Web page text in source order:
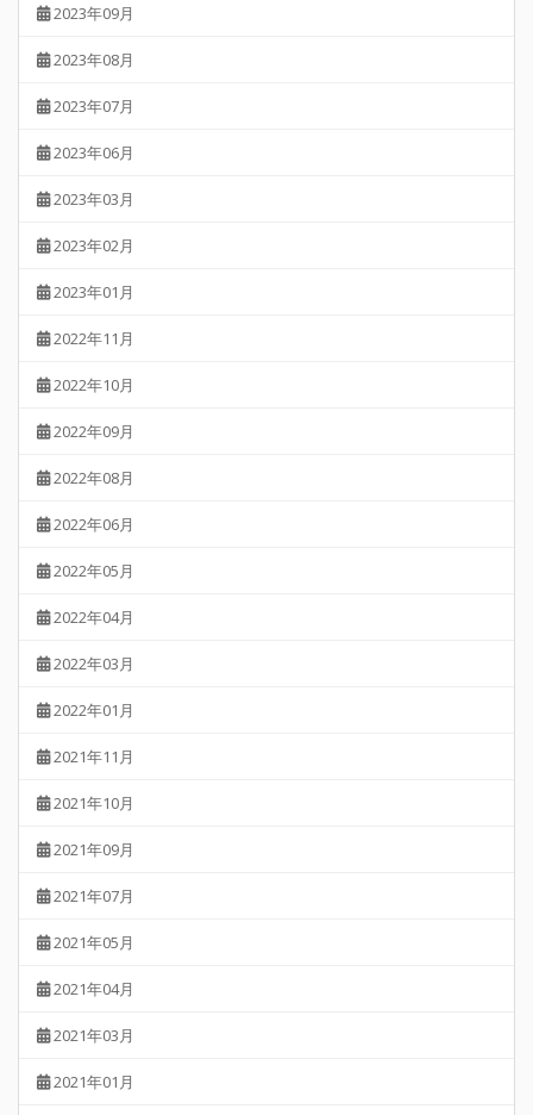
2023年09月
2023年08月
2023年07月
2023年06月
2023年03月
2023年02月
2023年01月
2022年11月
2022年10月
2022年09月
2022年08月
2022年06月
2022年05月
2022年04月
2022年03月
2022年01月
2021年11月
2021年10月
2021年09月
2021年07月
2021年05月
2021年04月
2021年03月
2021年01月